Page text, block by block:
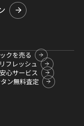
クを売る
フレッシュ
心サービス
ン無料査定